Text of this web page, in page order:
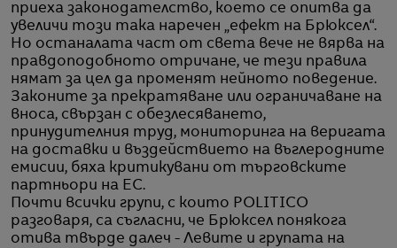
приеха законодателство, което се опитва да
увеличи този така наречен „ефект на Брюксел“.
Но останалата част от света вече не вярва на
правдоподобното отричане, че тези правила
нямат за цел да променят нейното поведение.
Законите за прекратяване или ограничаване на
вноса, свързан с обезлесяването,
принудителния труд, мониторинга на веригата
на доставки и въздействието на въглеродните
емисии, бяха критикувани от търговските
партньори на ЕС.
Почти всички групи, с които POLITICO
разговаря, са съгласни, че Брюксел понякога
отива твърде далеч - Левите и групата на